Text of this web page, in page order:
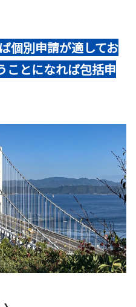
個別申請が適してお
ことになれば包括申